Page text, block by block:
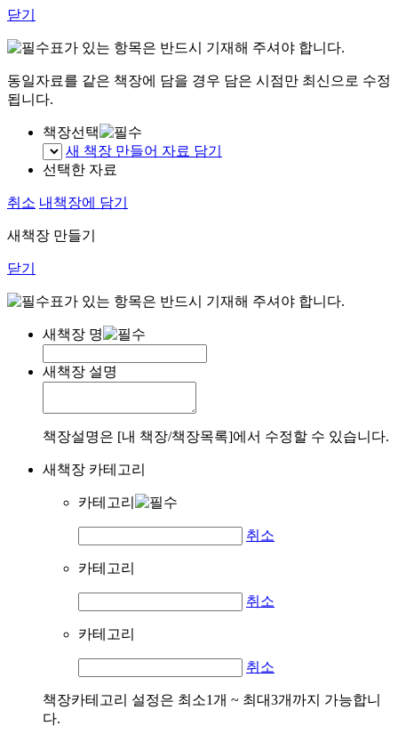
닫기
표가 있는 항목은 반드시 기재해 주셔야 합니다.
동일자료를 같은 책장에 담을 경우 담은 시점만 최신으로 수정
됩니다.
책장선택
새 책장 만들어 자료 담기
선택한 자료
취소 내책장에 담기
새책장 만들기
닫기
표가 있는 항목은 반드시 기재해 주셔야 합니다.
새책장 명
새책장 설명
책장설명은 [내 책장/책장목록]에서 수정할 수 있습니다.
새책장 카테고리
카테고리
취소
카테고리
취소
카테고리
취소
책장카테고리 설정은 최소1개 ~ 최대3개까지 가능합니
다.